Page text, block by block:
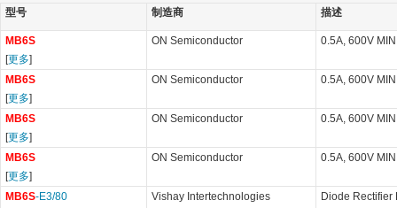
型号 制造商 描述
MB6S
[更多]
ON Semiconductor 0.5A, 600V
MB6S
[更多]
ON Semiconductor 0.5A, 600V
MB6S
[更多]
ON Semiconductor 0.5A, 600V
MB6S
[更多]
ON Semiconductor 0.5A, 600V
MB6S-E3/80
Vishay Intertechnologies
Diode Rectifier